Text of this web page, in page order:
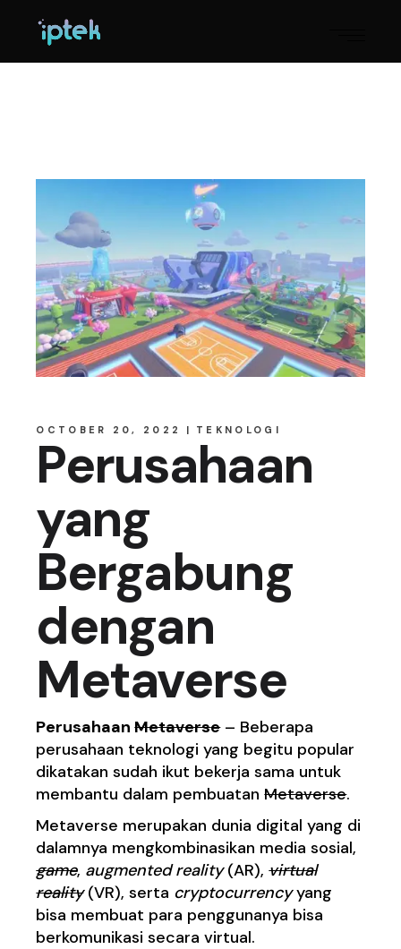
OCTOBER 20, 2022 TEKNOLOGI
Perusahaan
yang
Bergabung
dengan
Metaverse
PerusahaanMetaverse– Beberapa
perusahaan teknologi yang begitu popular
dikatakan sudah ikut bekerja sama untuk
membantu dalam pembuatanMetaverse.
Metaverse merupakan dunia digital yang di
dalamnya mengkombinasikan media sosial,
game, augmented reality(AR),virtual
reality (VR), serta cryptocurrencyyang
bisa membuat para penggunanya bisa
berkomunikasi secara virtual.